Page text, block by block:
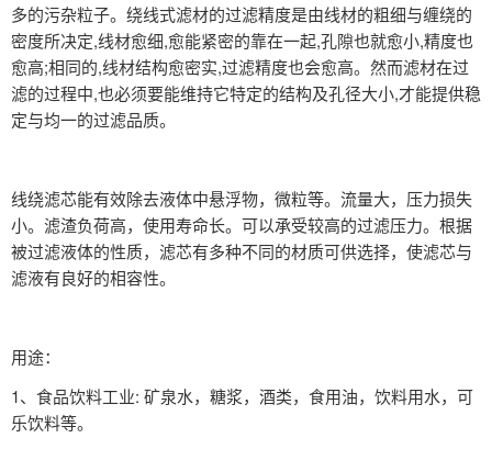
多的污杂粒子。绕线式滤材的过滤精度是由线材的粗细与缠绕的
密度所决定,线材愈细,愈能紧密的靠在一起,孔隙也就愈小,精度也
愈高;相同的,线材结构愈密实,过滤精度也会愈高。然而滤材在过
滤的过程中,也必须要能维持它特定的结构及孔径大小,才能提供稳
定与均一的过滤品质。
线绕滤芯能有效除去液体中悬浮物，微粒等。流量大，压力损失
小。滤渣负荷高，使用寿命长。可以承受较高的过滤压力。根据
被过滤液体的性质，滤芯有多种不同的材质可供选择，使滤芯与
滤液有良好的相容性。
用途：
1、食品饮料工业: 矿泉水，糖浆，酒类，食用油，饮料用水，可
乐饮料等。